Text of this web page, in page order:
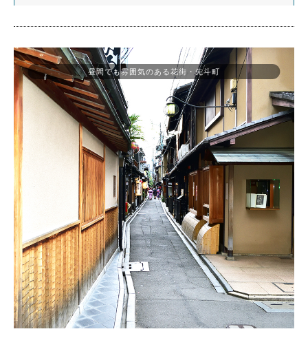
昼間でも雰囲気のある花街・先斗町